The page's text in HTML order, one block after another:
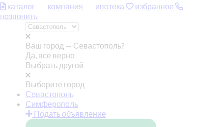
каталог компания ипотека
избранное
позвонить
Ваш город — Севастополь?
Да, все верно
Выбрать другой
Выберите город
Севастополь
Симферополь
Подать объявление